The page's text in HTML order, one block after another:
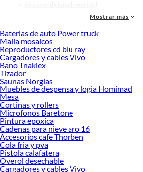
Ventiladores USB
Ventiladores Box
Ventiladores Sobremesa
Ventiladores de pie
Ventiladores Torre
Productos relacionados:
Calefactores
Calientacamas
Termos eléctricos y calderas
Termoventilador
Aire acondicionado split
Accesorios y repuestos aire acondicionado
Calefactor eléctrico
Mostrar más
Baterias de auto Power truck
Malla mosaicos
Reproductores cd blu ray
Cargadores y cables Vivo
Bano Tnakiex
Tizador
Saunas Norglas
Muebles de despensa y logia Homimad
Mesa
Cortinas y rollers
Microfonos Baretone
Pintura epoxica
Cadenas para nieve aro 16
Accesorios cafe Thorben
Cola fria y pva
Pistola calafatera
Overol desechable
Cargadores y cables Vivo